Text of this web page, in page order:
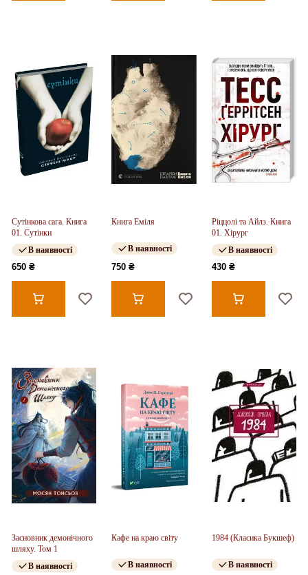
Сутінкова сага. Книга
01. Сутінки
В наявності
650 ₴
Книга Еміля
В наявності
750 ₴
Ріццолі та Айлз. Книга
01. Хірург
В наявності
430 ₴
Засновник демонічного
шляху. Том 1
В наявності
Кафе на краю світу
В наявності
1984 (Класика Букшеф)
В наявності